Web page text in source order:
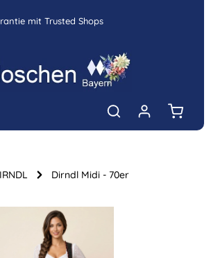
mit Trusted Shops
Dirndl Midi - 70er